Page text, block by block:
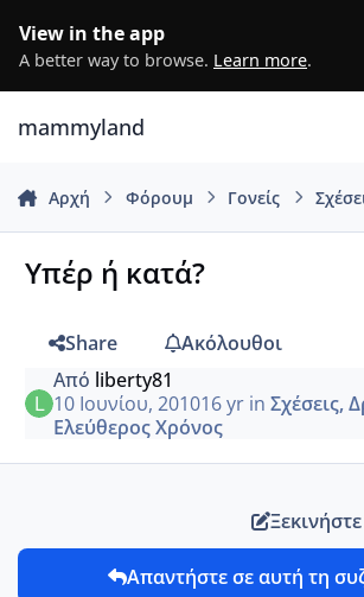
View in the app
A better way to browse. Learn more.
mammyland
Αρχή Φόρουμ Γονείς
Υπέρ ή κατά?
Share
Ακόλουθοι
Από liberty81
10 Ιουνίου, 201016 yrin Σχέσεις,
Ελεύθερος Χρόνος
Απαντήστε σε αυτή τη